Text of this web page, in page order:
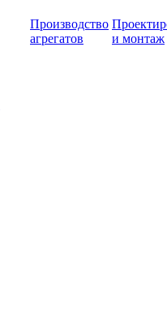
Производство
агрегатов
и монтаж